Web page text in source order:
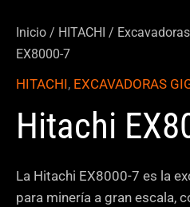
Inicio / HITACHI /
EX8000-7
HITACHI, EXCAVADORAS
Hitachi
La Hitachi EX8000-7 es la
para minería a gran escala,